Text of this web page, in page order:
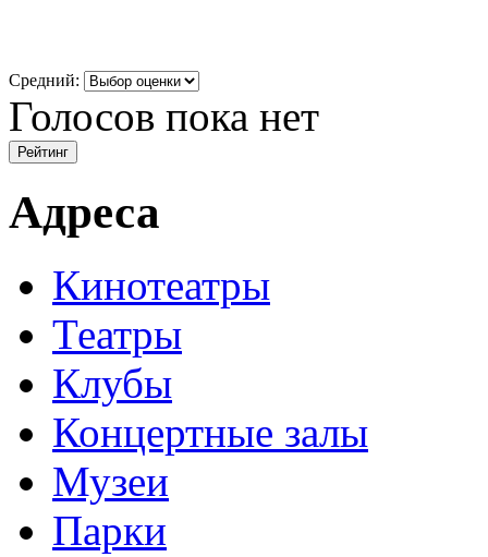
Средний:
Голосов пока нет
Адреса
Кинотеатры
Театры
Клубы
Концертные залы
Музеи
Парки